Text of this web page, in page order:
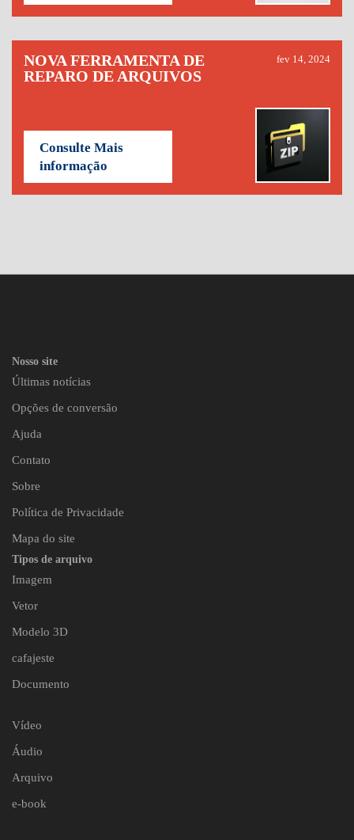
NOVA FERRAMENTA DE
REPARO DE ARQUIVOS
fev 14, 2024
Consulte Mais
informação
Nosso site
Últimas notícias
Opções de conversão
Ajuda
Contato
Sobre
Política de Privacidade
Mapa do site
Tipos de arquivo
Imagem
Vetor
Modelo 3D
cafajeste
Documento
Vídeo
Áudio
Arquivo
e-book